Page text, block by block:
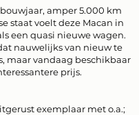
amper 5.000 km
staat voelt deze Macan in
een quasi nieuwe wagen.
nauwelijks van nieuw te
maar vandaag beschikbaar
prijs.
exemplaar met o.a.;